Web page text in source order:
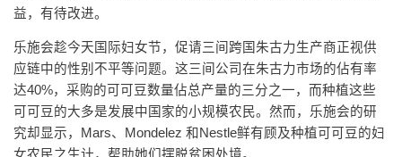
益，有待改进。
乐施会趁今天国际妇女节，促请三间跨国朱古力生产商正视供
应链中的性别不平等问题。这三间公司在朱古力市场的佔有率
达40%，采购的可可豆数量佔总产量的三分之一，而种植这些
可可豆的大多是发展中国家的小规模农民。然而，乐施会的研
究却显示，Mars、Mondelez 和Nestle鲜有顾及种植可可豆的妇